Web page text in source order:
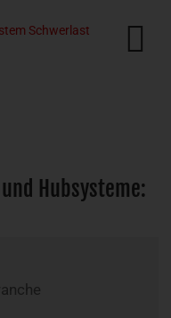
Hubsysteme: